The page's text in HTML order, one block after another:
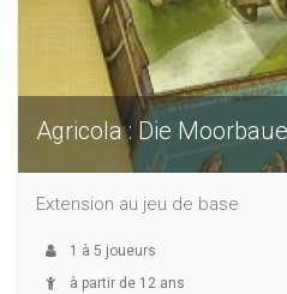
Agricola : Die
Extension au jeu de base
1 à 5 joueurs
à partir de 12 ans